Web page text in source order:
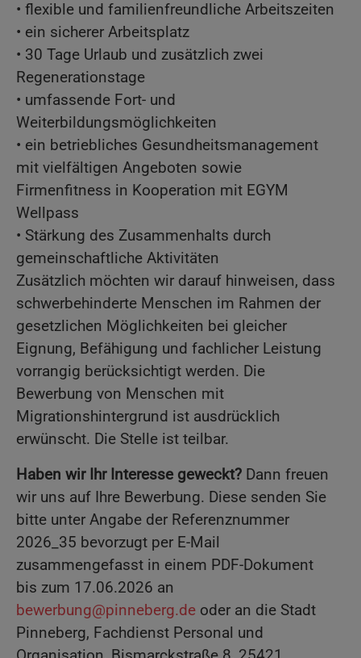
• flexible und familienfreundliche Arbeitszeiten
• ein sicherer Arbeitsplatz
• 30 Tage Urlaub und zusätzlich zwei
Regenerationstage
• umfassende Fort- und
Weiterbildungsmöglichkeiten
• ein betriebliches Gesundheitsmanagement
mit vielfältigen Angeboten sowie
Firmenfitness in Kooperation mit EGYM
Wellpass
• Stärkung des Zusammenhalts durch
gemeinschaftliche Aktivitäten
Zusätzlich möchten wir darauf hinweisen, dass
schwerbehinderte Menschen im Rahmen der
gesetzlichen Möglichkeiten bei gleicher
Eignung, Befähigung und fachlicher Leistung
vorrangig berücksichtigt werden. Die
Bewerbung von Menschen mit
Migrationshintergrund ist ausdrücklich
erwünscht. Die Stelle ist teilbar.
Haben wir Ihr Interesse geweckt? Dann freuen
wir uns auf Ihre Bewerbung. Diese senden Sie
bitte unter Angabe der Referenznummer
2026_35 bevorzugt per E-Mail
zusammengefasst in einem PDF-Dokument
bis zum 17.06.2026 an
bewerbung@pinneberg.de oder an die Stadt
Pinneberg, Fachdienst Personal und